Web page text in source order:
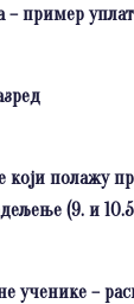
пример
који полажу
(9. и
ученике –